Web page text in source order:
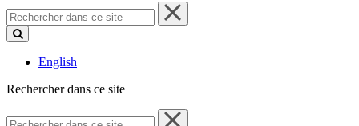
Rechercher
dans
ce
English
Rechercher dans ce site
Rechercher